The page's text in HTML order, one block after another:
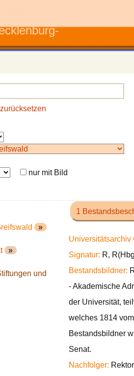
nur mit Bild
»
»
und
1
Signatur: R,
Bestandsbildner:
- Akademische
der Universität,
welches 1814
Bestandsbildner
Senat.
Nachfolger: